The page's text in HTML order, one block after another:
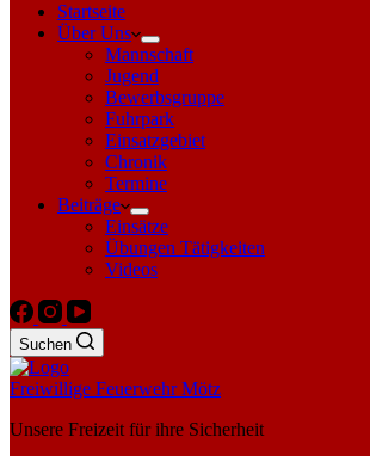
Startseite
Über Uns
Mannschaft
Jugend
Bewerbsgruppe
Fuhrpark
Einsatzgebiet
Chronik
Termine
Beiträge
Einsätze
Übungen Tätigkeiten
Videos
Suchen
Freiwillige Feuerwehr Mötz
Unsere Freizeit für ihre Sicherheit